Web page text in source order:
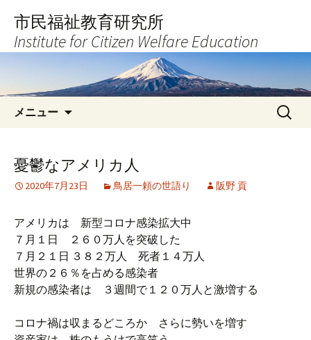
へ
キ
市民福祉教育研究所
Institute for Citizen Welfare Education
メニュー
検
索:
憂鬱なアメリカ人
2020年7月23日 鳥居一頼の世語り 阪野 貢
アメリカは 新型コロナ感染拡大中
７月１日 ２６０万人を突破した
７月２１日 ３８２万人 死者１４万人
世界の２６％を占める感染者
新規の感染者は ３週間で１２０万人と激増する
コロナ禍は収まるどころか さらに勢いを増す